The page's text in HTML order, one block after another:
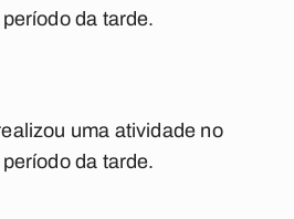
da tarde.
uma atividade no
da tarde.